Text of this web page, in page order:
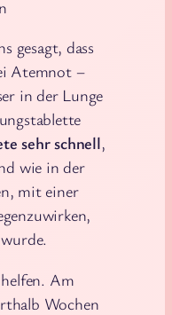
gesagt, dass
Atemnot –
in der Lunge
sehr schnell,
wie in der
mit einer
Am
Wochen